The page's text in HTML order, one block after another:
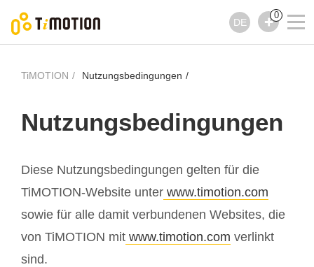
DE
0
TiMOTION Nutzungsbedingungen
Nutzungsbedingungen
Diese Nutzungsbedingungen gelten für die
TiMOTION-Website unter www.timotion.com
sowie für alle damit verbundenen Websites, die
von TiMOTION mit www.timotion.com verlinkt
sind.